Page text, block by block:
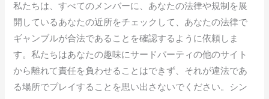
私たちは、すべてのメンバーに、あなたの法律や規制を展
開しているあなたの近所をチェックして、あなたの法律で
ギャンブルが合法であることを確認するように依頼しま
す。私たちはあなたの趣味にサードパーティの他のサイト
から離れて責任を負わせることはできず、それが違法であ
る場所でプレイすることを思い出さないでください。シン